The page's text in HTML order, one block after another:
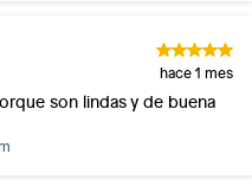
hace 1 mes
son lindas y de buena